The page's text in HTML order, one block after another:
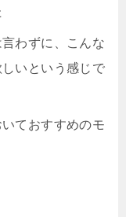
わずに、こんな
いという感じで
ておすすめのモ